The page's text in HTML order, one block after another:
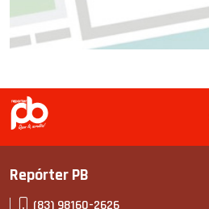
Repórter PB
(83) 98160-2626